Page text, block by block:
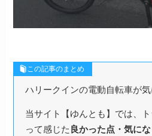
この記事のまとめ
ハリークインの電動自転車が気
当サイト【ゆんとも】では、
って感じた 良かった点・気に